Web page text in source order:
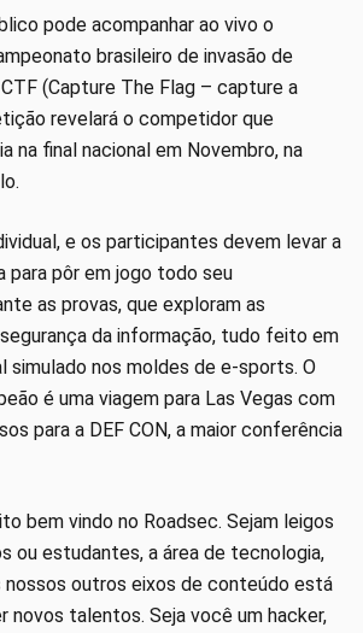
pode acompanhar ao vivo o
brasileiro de invasão de
(Capture The Flag – capture a
revelará o competidor que
na final nacional em Novembro, na
e os participantes devem levar a
para pôr em jogo todo seu
as provas, que exploram as
da informação, tudo feito em
simulado nos moldes de e-sports. O
é uma viagem para Las Vegas com
para a DEF CON, a maior conferência
bem vindo no Roadsec. Sejam leigos
ou estudantes, a área de tecnologia,
nossos outros eixos de conteúdo está
novos talentos. Seja você um hacker,